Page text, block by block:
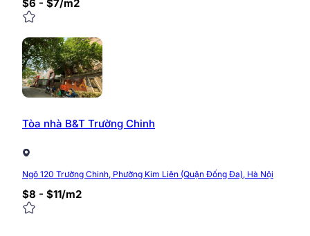
$6 - $7/m2
Tòa nhà B&T Trường Chinh
Ngõ 120 Trường Chinh, Phường Kim Liên (Quận Đống Đa), Hà Nội
$8 - $11/m2